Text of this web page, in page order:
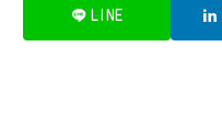
LINE